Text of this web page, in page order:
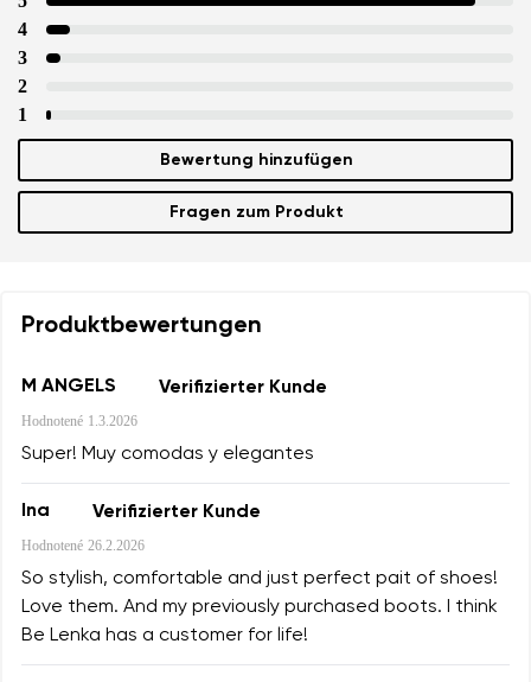
4
3
2
1
Bewertung hinzufügen
Fragen zum Produkt
Produktbewertungen
M ANGELS Verifizierter Kunde
Hodnotené 1.3.2026
Super! Muy comodas y elegantes
Ina Verifizierter Kunde
Hodnotené 26.2.2026
So stylish, comfortable and just perfect pait of shoes!
Love them. And my previously purchased boots. I think
Be Lenka has a customer for life!